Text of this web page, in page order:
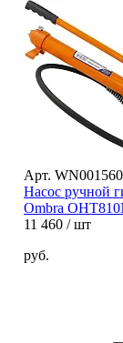
Арт.
Насос ручной
Ombra
11 460 / шт
руб.